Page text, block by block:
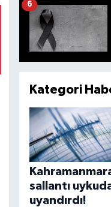
6
Kategori
sallantı
uyandırdı!